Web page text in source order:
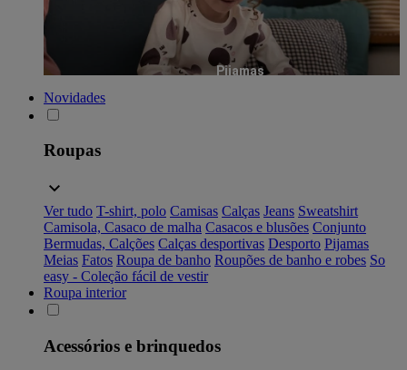
Pijamas
Novidades
Roupas
Ver tudo T-shirt, polo Camisas Calças Jeans Sweatshirt
Camisola, Casaco de malha Casacos e blusões Conjunto
Bermudas, Calções Calças desportivas Desporto Pijamas
Meias Fatos Roupa de banho Roupões de banho e robes So
easy - Coleção fácil de vestir
Roupa interior
Acessórios e brinquedos